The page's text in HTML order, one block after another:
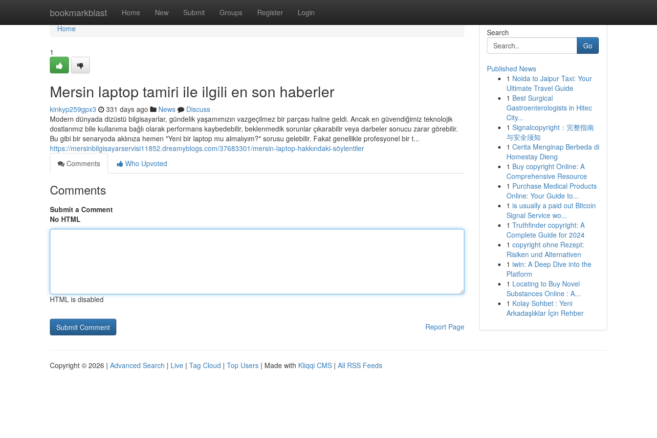
bookmarkblast Home New Submit Groups Register Login
Home
Home
1
Mersin laptop tamiri ile ilgili en son haberler
kinkyp259gpx3 331 days ago News
Discuss
Modern dünyada dizüstü bilgisayarlar, gündelik yaşamımızın vazgeçilmez bir parçası haline geldi. Ancak en güvendiğimiz teknolojik
dostlarımız bile kullanıma bağlı olarak performans kaybedebilir, beklenmedik sorunlar çıkarabilir veya darbeler sonucu zarar görebilir.
Bu gibi bir senaryoda aklınıza hemen "Yeni bir laptop mu almalıyım?" sorusu gelebilir. Fakat genellikle profesyonel bir t...
https://mersinbilgisayarservisi11852.dreamyblogs.com/37683301/mersin-laptop-hakkındaki-söylentiler
Comments
Who Upvoted
Comments
Submit a Comment
No HTML
HTML is disabled
Report Page
Search
Go
Published News
1 Noida to Jaipur Taxi: Your
Ultimate Travel Guide
1 Best Surgical
Gastroenterologists in Hitec
City...
1 Signalcopyright：完整指南
与安全须知
1 Cerita Menginap Berbeda di
Homestay Dieng
1 Buy copyright Online: A
Comprehensive Resource
1 Purchase Medical Products
Online: Your Guide to...
1 is usually a paid out Bitcoin
Signal Service wo...
1 Truthfinder copyright: A
Complete Guide for 2024
1 copyright ohne Rezept:
Risiken und Alternativen
1 iwin: A Deep Dive into the
Platform
1 Locating to Buy Novel
Substances Online : A...
1 Kolay Sohbet : Yeni
Arkadaşlıklar İçin Rehber
Copyright © 2026 | Advanced Search | Live | Tag Cloud | Top Users | Made with Kliqqi CMS | All RSS Feeds